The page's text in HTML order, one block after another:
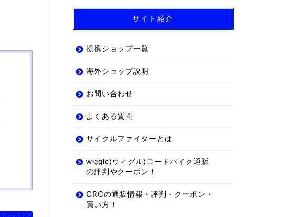
サイト紹介
提携ショップ一覧
海外ショップ説明
お問い合わせ
よくある質問
サイクルファイターとは
wiggle(ウィグル)ロードバイク通販
の評判やクーポン！
CRCの通販情報・評判・クーポン・
買い方！